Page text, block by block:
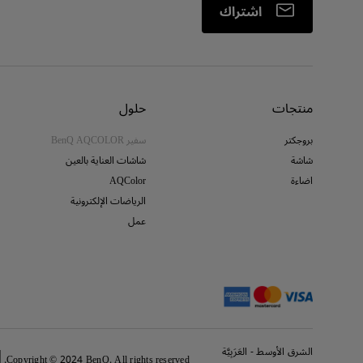
اشتراك
منتجات
بروجكتر
شاشة
اضاءة
حلول
سفير BenQ AQCOLOR
شاشات العناية بالعين
AQColor
الرياضات الإلكترونية
عمل
الشرق الأوسط - العَرَبِيَّة